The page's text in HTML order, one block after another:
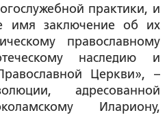
практики, и
имя заключение об их
православному
наследию и
Церкви», –
адресованной
Илариону,